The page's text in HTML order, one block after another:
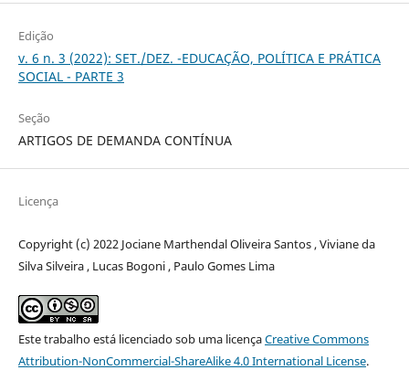
Edição
v. 6 n. 3 (2022): SET./DEZ. -EDUCAÇÃO, POLÍTICA E PRÁTICA
SOCIAL - PARTE 3
Seção
ARTIGOS DE DEMANDA CONTÍNUA
Licença
Copyright (c) 2022 Jociane Marthendal Oliveira Santos , Viviane da
Silva Silveira , Lucas Bogoni , Paulo Gomes Lima
Este trabalho está licenciado sob uma licençaCreative Commons
Attribution-NonCommercial-ShareAlike 4.0 International License.